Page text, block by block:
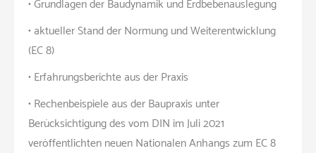
• Grundlagen der Baudynamik und Erdbebenauslegung
• aktueller Stand der Normung und Weiterentwicklung
(EC 8)
• Erfahrungsberichte aus der Praxis
• Rechenbeispiele aus der Baupraxis unter
Berücksichtigung des vom DIN im Juli 2021
veröffentlichten neuen Nationalen Anhangs zum EC 8